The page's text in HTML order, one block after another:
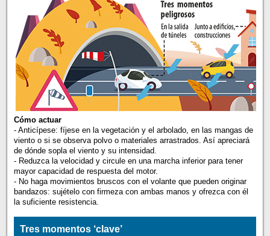
Cómo actuar
- Anticípese: fíjese en la vegetación y el arbolado, en las mangas de
viento o si se observa polvo o materiales arrastrados. Así apreciará
de dónde sopla el viento y su intensidad.
- Reduzca la velocidad y circule en una marcha inferior para tener
mayor capacidad de respuesta del motor.
- No haga movimientos bruscos con el volante que pueden originar
bandazos: sujételo con firmeza con ambas manos y ofrezca con él
la suficiente resistencia.
Tres momentos ‘clave’